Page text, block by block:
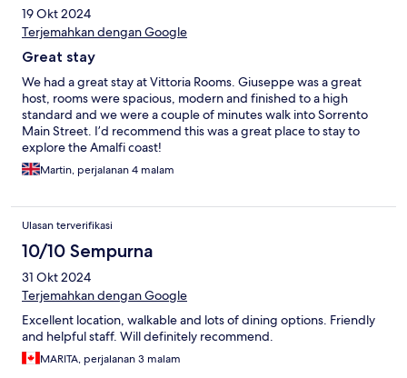
19 Okt 2024
Terjemahkan dengan Google
Great stay
We had a great stay at Vittoria Rooms. Giuseppe was a great
host, rooms were spacious, modern and finished to a high
standard and we were a couple of minutes walk into Sorrento
Main Street. I’d recommend this was a great place to stay to
explore the Amalfi coast!
Martin, perjalanan 4 malam
Ulasan terverifikasi
10/10 Sempurna
31 Okt 2024
Terjemahkan dengan Google
Excellent location, walkable and lots of dining options. Friendly
and helpful staff. Will definitely recommend.
MARITA, perjalanan 3 malam